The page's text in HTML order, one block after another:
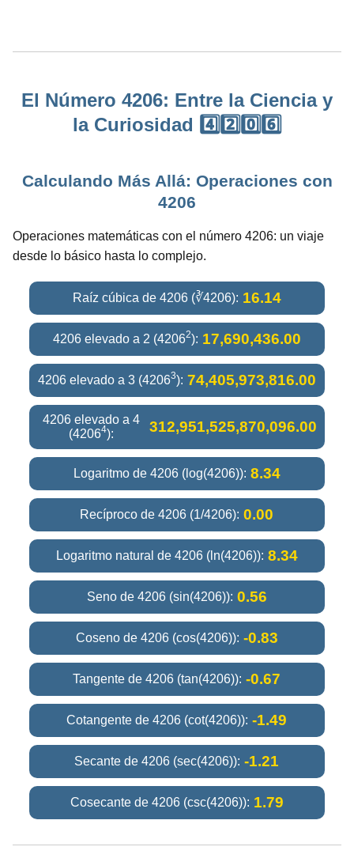
El Número 4206: Entre la Ciencia y
la Curiosidad 4️⃣2️⃣0️⃣6️⃣
Calculando Más Allá: Operaciones con
4206
Operaciones matemáticas con el número 4206: un viaje
desde lo básico hasta lo complejo.
Raíz cúbica de 4206 (∛4206): 16.14
4206 elevado a 2 (42062): 17,690,436.00
4206 elevado a 3 (42063): 74,405,973,816.00
4206 elevado a 4
(42064): 312,951,525,870,096.00
Logaritmo de 4206 (log(4206)): 8.34
Recíproco de 4206 (1/4206): 0.00
Logaritmo natural de 4206 (ln(4206)): 8.34
Seno de 4206 (sin(4206)): 0.56
Coseno de 4206 (cos(4206)): -0.83
Tangente de 4206 (tan(4206)): -0.67
Cotangente de 4206 (cot(4206)): -1.49
Secante de 4206 (sec(4206)): -1.21
Cosecante de 4206 (csc(4206)): 1.79